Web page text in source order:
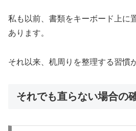
私も以前、書類をキーボード上に
あります。
それ以来、机周りを整理する習慣
それでも直らない場合の